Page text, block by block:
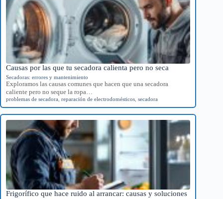
Causas por las que tu secadora calienta pero no seca
Secadoras: errores y mantenimiento
Exploramos las causas comunes que hacen que una secadora
caliente pero no seque la ropa…
problemas de secadora reparación de electrodomésticos secadora
Frigorífico que hace ruido al arrancar: causas y soluciones